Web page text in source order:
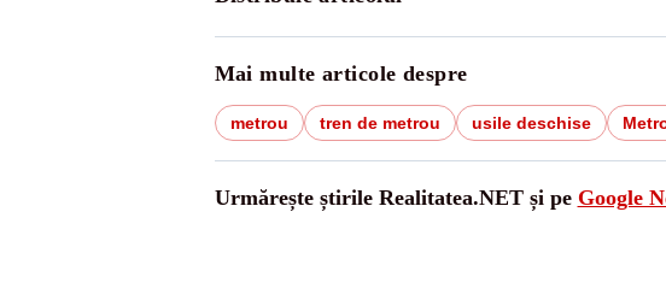
Mai multe articole despre
metrou tren de metrou usile deschise
Urmărește știrile Realitatea.NET și pe Google